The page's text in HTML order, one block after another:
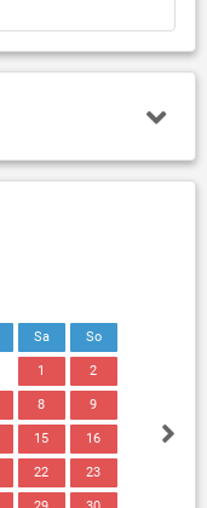
Sa So
1 2
8 9
15 16
22 23